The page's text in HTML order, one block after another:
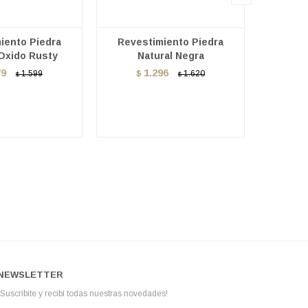
Piedra
Rusty
$ 1.599
Revestimiento Piedra
Natural Negra
$ 1.296 $ 1.620
y recibí todas nuestras novedades!